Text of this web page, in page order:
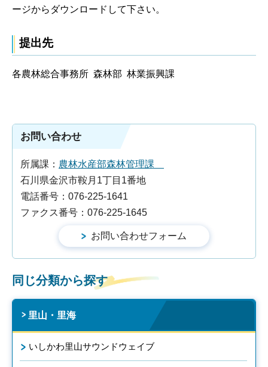
ージからダウンロードして下さい。
提出先
各農林総合事務所 森林部 林業振興課
お問い合わせ
所属課： 農林水産部森林管理課
石川県金沢市鞍月1丁目1番地
電話番号：076-225-1641
ファクス番号：076-225-1645
同じ分類から探す
里山・里海
いしかわ里山サウンドウェイブ